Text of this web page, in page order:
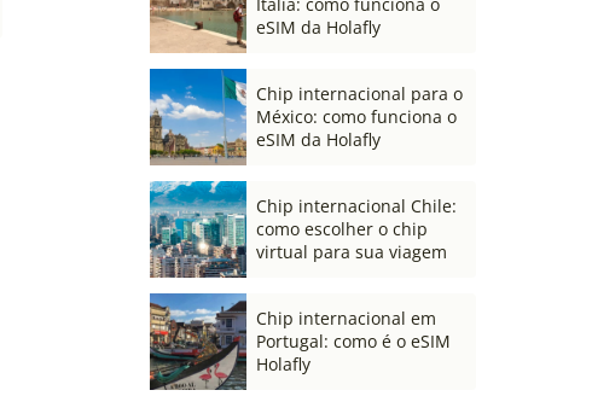
eSIM da Holafly
Chip internacional para o
México: como funciona o
eSIM da Holafly
Chip internacional Chile:
como escolher o chip
virtual para sua viagem
Chip internacional em
Portugal: como é o eSIM
Holafly